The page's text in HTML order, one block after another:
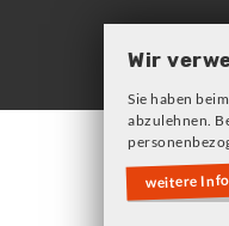
Wir
Sie haben
abzulehnen.
weitere